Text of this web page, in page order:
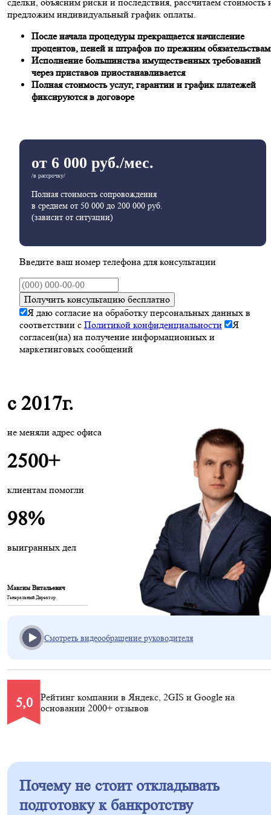
предложим индивидуальный график оплаты.
После начала процедуры прекращается начисление
процентов, пеней и штрафов по прежним обязательствам
Исполнение большинства имущественных требований
через приставов приостанавливается
Полная стоимость услуг, гарантии и график платежей
фиксируются в договоре
от 6 000 руб./мес.
/в рассрочку/
Полная стоимость сопровождения
в среднем от 50 000 до 200 000 руб.
(зависит от ситуации)
Введите ваш номер телефона для консультации
Получить консультацию бесплатно
Я даю согласие на обработку персональных данных в
соответствии с Политикой конфиденциальности
Я
согласен(на) на получение информационных и
маркетинговых сообщений
с 2017г.
не меняли адрес офиса
2500+
клиентам помогли
98%
выигранных дел
Максим Витальевич
Генеральный Директор
Смотреть видеообращение руководителя
5,0
Рейтинг компании в Яндекс, 2GIS и Google на
основании 2000+ отзывов
Почему не стоит откладывать
подготовку к банкротству